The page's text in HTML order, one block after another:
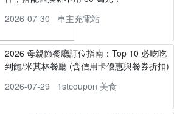
2026-07-30
車主充電站
2026 母親節餐廳訂位指南：Top 10 必吃吃
到飽/米其林餐廳 (含信用卡優惠與餐券折扣)
2026-07-29
1stcoupon 美食